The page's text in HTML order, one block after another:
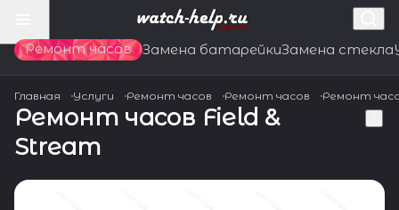
Ремонт часов Замена батарейкиЗамена стекла
Главная Услуги Ремонт часов Ремонт часов Ремонт
Ремонт часов Field &
Stream